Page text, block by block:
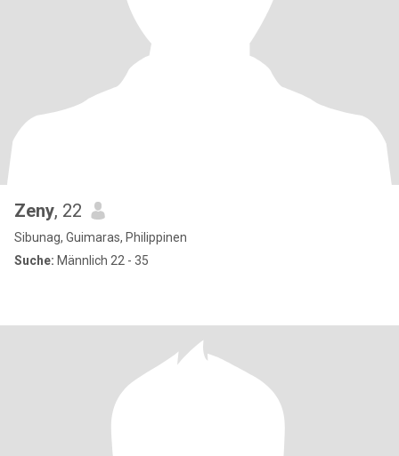
Zeny, 22
Sibunag, Guimaras, Philippinen
Suche: Männlich 22 - 35